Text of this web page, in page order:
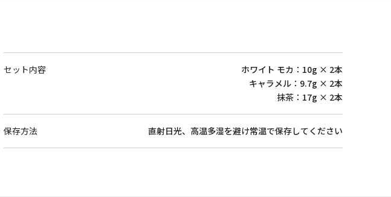
セット内容
ホワイト モカ：10g × 2本
キャラメル：9.7g × 2本
抹茶：17g × 2本
保存方法 直射日光、高温多湿を避け常温で保存してください